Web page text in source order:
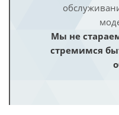
Мы не
стремимся